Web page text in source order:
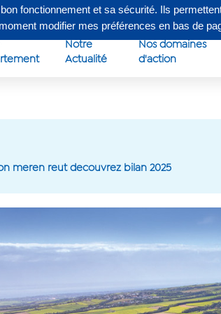
au vendredi de 8h à 16h30
Notre
Actualité
Nos domaines
d'action
meren reut decouvrez bilan 2025
fonctionnement et sa sécurité. Ils
modifier mes préférences en bas de